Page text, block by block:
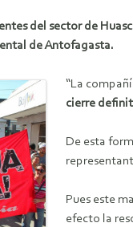
del sector de
de Antofagasta.
“La
cierre
De esta
Pues este
efecto la